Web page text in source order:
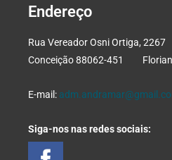
Endereço
Rua Vereador Osni Ortiga,
Conceição 88062-451
E-mail:
Siga-nos nas redes sociais: